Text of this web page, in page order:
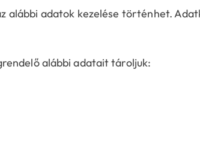
alábbi adatok kezelése történhet.
alábbi adatait tároljuk: